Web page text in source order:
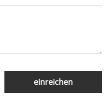
einreichen